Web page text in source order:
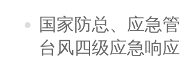
国家防总、应急
台风四级应急响应